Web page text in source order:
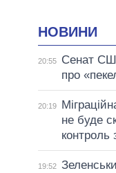
НОВИНИ
20:55
Сенат
про
20:19
не буде
контроль
19:52